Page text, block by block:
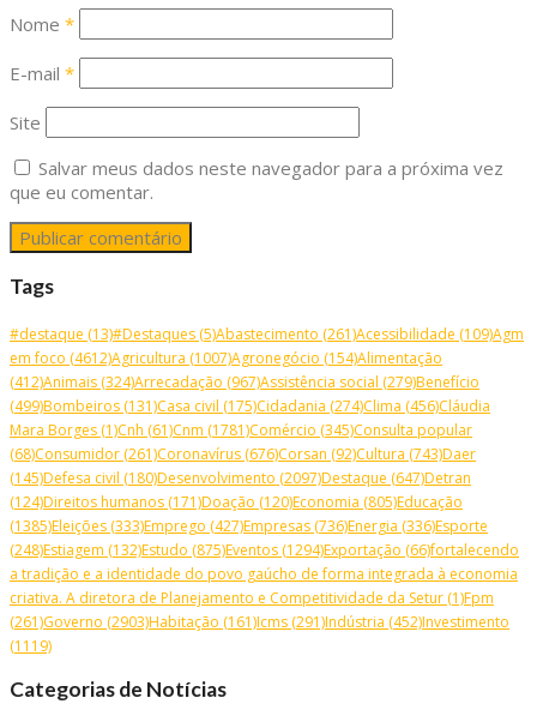
Nome *
E-mail *
Site
Salvar meus dados neste navegador para a próxima vez
que eu comentar.
Tags
#destaque (13)#Destaques (5)Abastecimento (261)Acessibilidade (109)Agm
em foco (4612)Agricultura (1007)Agronegócio (154)Alimentação
(412)Animais (324)Arrecadação (967)Assistência social (279)Benefício
(499)Bombeiros (131)Casa civil (175)Cidadania (274)Clima (456)Cláudia
Mara Borges (1)Cnh (61)Cnm (1781)Comércio (345)Consulta popular
(68)Consumidor (261)Coronavírus (676)Corsan (92)Cultura (743)Daer
(145)Defesa civil (180)Desenvolvimento (2097)Destaque (647)Detran
(124)Direitos humanos (171)Doação (120)Economia (805)Educação
(1385)Eleições (333)Emprego (427)Empresas (736)Energia (336)Esporte
(248)Estiagem (132)Estudo (875)Eventos (1294)Exportação (66)fortalecendo
a tradição e a identidade do povo gaúcho de forma integrada à economia
criativa. A diretora de Planejamento e Competitividade da Setur (1)Fpm
(261)Governo (2903)Habitação (161)Icms (291)Indústria (452)Investimento
(1119)
Categorias de Notícias